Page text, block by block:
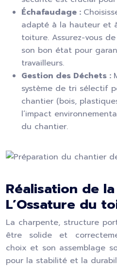
Échafaudage :
adapté à la hauteur et
toiture. Assurez-vous
son bon état pour
travailleurs.
Gestion des Déchets :
système de tri sélectif
chantier (bois,
l’impact
du chantier.
Réalisation de
L’Ossature du
La charpente, structure
être solide et
choix et son assemblage
pour la stabilité et la